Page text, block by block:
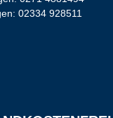
02334 928511